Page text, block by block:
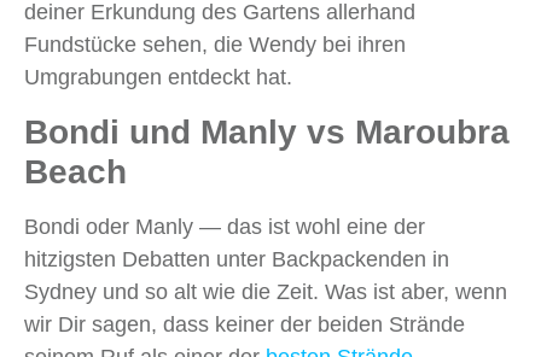
deiner Erkundung des Gartens allerhand
Fundstücke sehen, die Wendy bei ihren
Umgrabungen entdeckt hat.
Bondi und Manly vs Maroubra
Beach
Bondi oder Manly — das ist wohl eine der
hitzigsten Debatten unter Backpackenden in
Sydney und so alt wie die Zeit. Was ist aber, wenn
wir Dir sagen, dass keiner der beiden Strände